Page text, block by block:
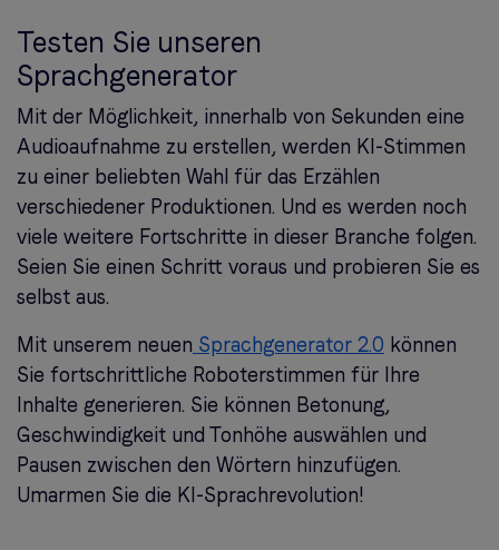
Testen Sie unseren
Sprachgenerator
Mit der Möglichkeit, innerhalb von Sekunden eine
Audioaufnahme zu erstellen, werden KI-Stimmen
zu einer beliebten Wahl für das Erzählen
verschiedener Produktionen. Und es werden noch
viele weitere Fortschritte in dieser Branche folgen.
Seien Sie einen Schritt voraus und probieren Sie es
selbst aus.
Mit unserem neuen Sprachgenerator 2.0 können
Sie fortschrittliche Roboterstimmen für Ihre
Inhalte generieren. Sie können Betonung,
Geschwindigkeit und Tonhöhe auswählen und
Pausen zwischen den Wörtern hinzufügen.
Umarmen Sie die KI-Sprachrevolution!